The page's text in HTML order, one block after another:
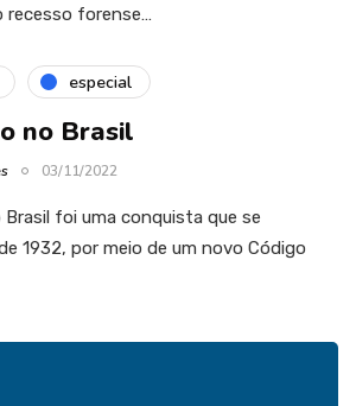
recesso forense…
especial
no Brasil
03/11/2022
foi uma conquista que se
1932, por meio de um novo Código